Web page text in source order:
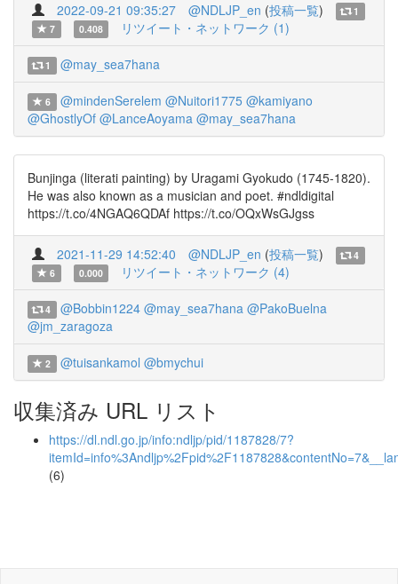
2022-09-21 09:35:27 @NDLJP_en (投稿一覧)
1
7
0.408 リツイート・ネットワーク (1)
1 @may_sea7hana
6 @mindenSerelem @Nuitori1775 @kamiyano
@GhostlyOf @LanceAoyama @may_sea7hana
Bunjinga (literati painting) by Uragami Gyokudo (1745-1820).
He was also known as a musician and poet. #ndldigital
https://t.co/4NGAQ6QDAf https://t.co/OQxWsGJgss
2021-11-29 14:52:40 @NDLJP_en (投稿一覧)
4
6
0.000 リツイート・ネットワーク (4)
4 @Bobbin1224 @may_sea7hana @PakoBuelna
@jm_zaragoza
2 @tuisankamol @bmychui
収集済み URL リスト
https://dl.ndl.go.jp/info:ndljp/pid/1187828/7?
(6)